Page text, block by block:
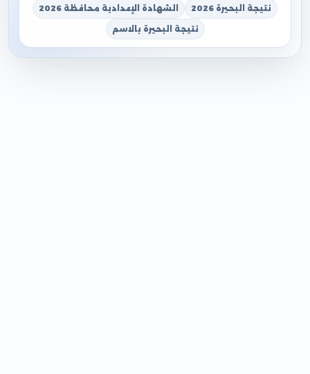
نتيجة البحيرة 2026 الشهادة الإعدادية محافظة 2026
نتيجة البحيرة بالاسم